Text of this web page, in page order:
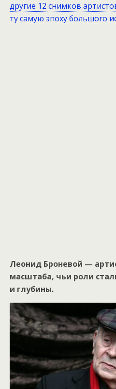
другие 12 снимков
ту самую эпоху большого
Леонид Броневой —
масштаба, чьи роли
и глубины.